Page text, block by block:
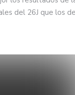
del 26J que los